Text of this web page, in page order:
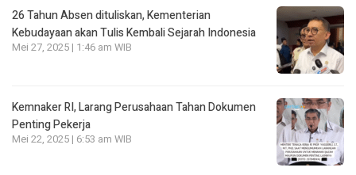
26 Tahun Absen dituliskan, Kementerian
Kebudayaan akan Tulis Kembali Sejarah Indonesia
Mei 27, 2025 | 1:46 am WIB
Kemnaker RI, Larang Perusahaan Tahan Dokumen
Penting Pekerja
Mei 22, 2025 | 6:53 am WIB